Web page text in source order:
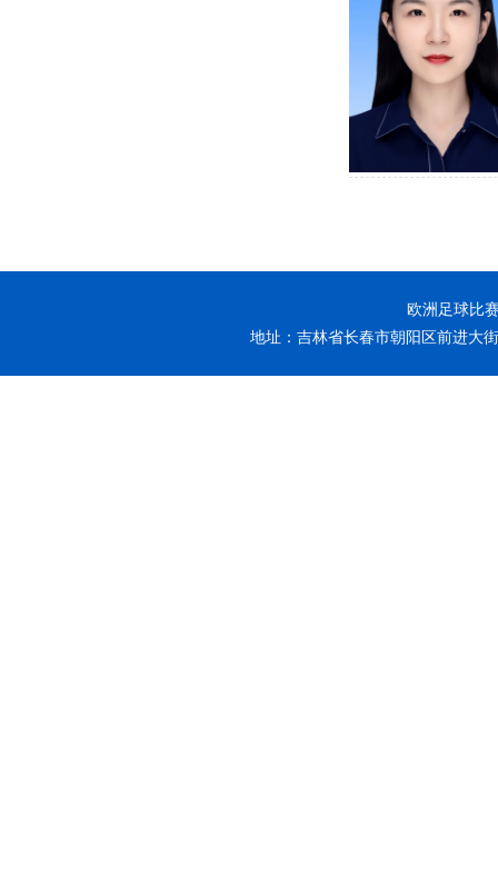
欧洲足球比
地址：吉林省长春市朝阳区前进大